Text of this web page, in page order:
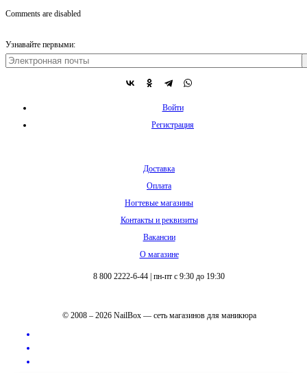
Comments are disabled
Узнавайте первыми:
Войти
Регистрация
Доставка
Оплата
Ногтевые магазины
Контакты и реквизиты
Вакансии
О магазине
8 800 2222-6-44 пн-пт с 9:30 до 19:30
© 2008 – 2026 NailBox — сеть магазинов для маникюра